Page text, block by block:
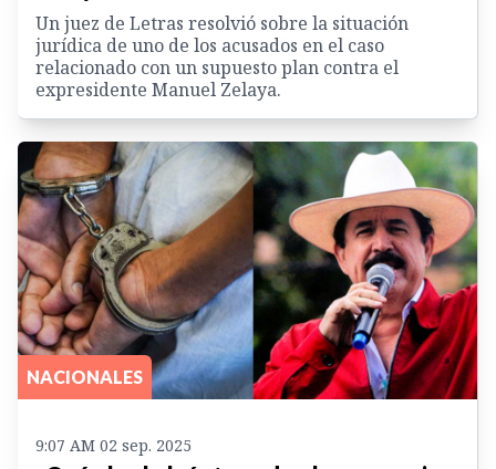
Un juez de Letras resolvió sobre la situación
jurídica de uno de los acusados en el caso
relacionado con un supuesto plan contra el
expresidente Manuel Zelaya.
NACIONALES
9:07 AM 02 sep. 2025